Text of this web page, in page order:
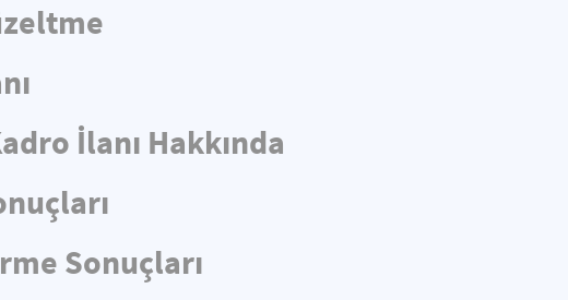
İlanı Hakkında
Sonuçları